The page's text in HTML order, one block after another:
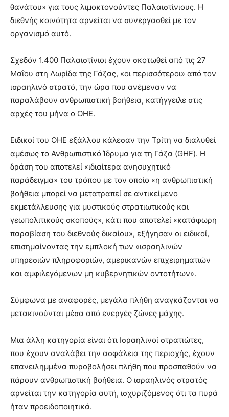
θανάτου» για τους λιμοκτονούντες Παλαιστίνιους. Η
διεθνής κοινότητα αρνείται να συνεργασθεί με τον
οργανισμό αυτό.
Σχεδόν 1.400 Παλαιστίνιοι έχουν σκοτωθεί από τις 27
Μαΐου στη Λωρίδα της Γάζας, «οι περισσότεροι» από τον
ισραηλινό στρατό, την ώρα που ανέμεναν να
παραλάβουν ανθρωπιστική βοήθεια, κατήγγειλε στις
αρχές του μήνα ο ΟΗΕ.
Ειδικοί του ΟΗΕ εξάλλου κάλεσαν την Τρίτη να διαλυθεί
αμέσως το Ανθρωπιστικό Ίδρυμα για τη Γάζα (GHF). Η
δράση του αποτελεί «ιδιαίτερα ανησυχητικό
παράδειγμα» του τρόπου με τον οποίο «η ανθρωπιστική
βοήθεια μπορεί να μετατραπεί σε αντικείμενο
εκμετάλλευσης για μυστικούς στρατιωτικούς και
γεωπολιτικούς σκοπούς», κάτι που αποτελεί «κατάφωρη
παραβίαση του διεθνούς δικαίου», εξήγησαν οι ειδικοί,
επισημαίνοντας την εμπλοκή των «ισραηλινών
υπηρεσιών πληροφοριών, αμερικανών επιχειρηματιών
και αμφιλεγόμενων μη κυβερνητικών οντοτήτων».
Σύμφωνα με αναφορές, μεγάλα πλήθη αναγκάζονται να
μετακινούνται μέσα από ενεργές ζώνες μάχης.
Μια άλλη κατηγορία είναι ότι Ισραηλινοί στρατιώτες,
που έχουν αναλάβει την ασφάλεια της περιοχής, έχουν
επανειλημμένα πυροβολήσει πλήθη που προσπαθούν να
πάρουν ανθρωπιστική βοήθεια. Ο ισραηλινός στρατός
αρνείται την κατηγορία αυτή, ισχυριζόμενος ότι τα πυρά
ήταν προειδοποιητικά.